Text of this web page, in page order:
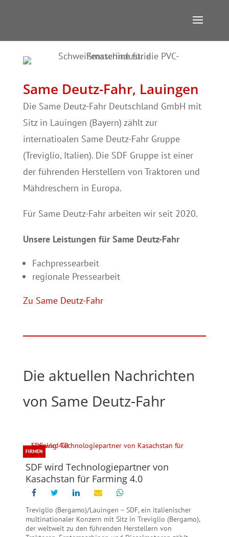
Same Deutz-Fahr, Lauingen
Die Same Deutz-Fahr Deutschland GmbH mit
Sitz in Lauingen (Bayern) zählt zur
internatioalen Same Deutz-Fahr Gruppe
(Treviglio, Italien). Die SDF Gruppe ist einer
der führenden Herstellern von Traktoren und
Mähdreschern in Europa.
Für Same Deutz-Fahr arbeiten wir seit 2020.
Unsere Leistungen für Same Deutz-Fahr
Fachpressearbeit
regionale Pressearbeit
Zu Same Deutz-Fahr
Die aktuellen Nachrichten
von Same Deutz-Fahr
FIRMEN
SDF wird Technologiepartner von
Kasachstan für Farming 4.0
Treviglio (Bergamo)/Lauingen – SDF, ein italienischer
multinationaler Konzern mit Sitz in Treviglio (Bergamo),
der weltweit zu den führenden Herstellern von